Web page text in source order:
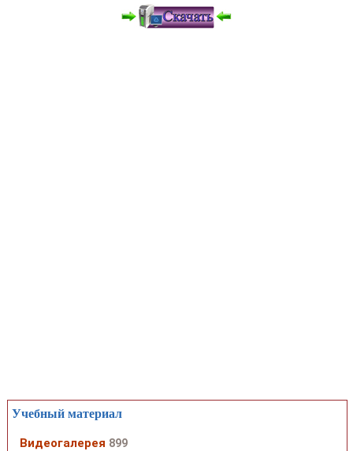
Учебный материал
Видеогалерея 899